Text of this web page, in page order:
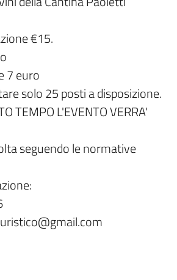
€15.
7 euro
solo 25 posti a disposizione.
TEMPO L'EVENTO VERRA'
seguendo le normative